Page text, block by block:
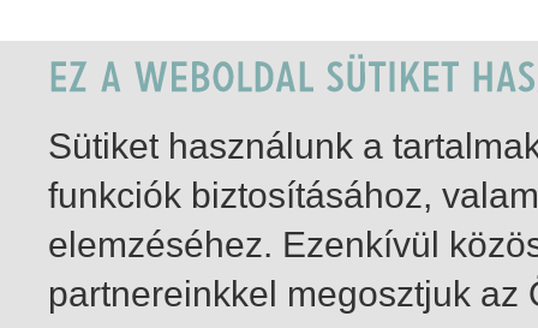
Sütiket használunk a
funkciók biztosításához,
elemzéséhez. Ezenkívül
partnereinkkel megosztjuk